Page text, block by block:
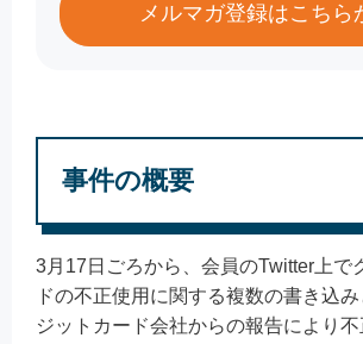
メルマガ登録はこちら
事件の概要
3月17日ごろから、会員のTwitter上で
ドの不正使用に関する複数の書き込
ジットカード会社からの報告により